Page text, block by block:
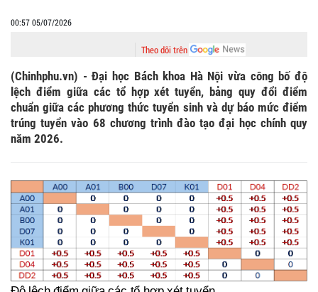
00:57 05/07/2026
Theo dõi trên
(Chinhphu.vn) - Đại học Bách khoa Hà Nội vừa công bố độ
lệch điểm giữa các tổ hợp xét tuyển, bảng quy đổi điểm
chuẩn giữa các phương thức tuyển sinh và dự báo mức điểm
trúng tuyển vào 68 chương trình đào tạo đại học chính quy
năm 2026.